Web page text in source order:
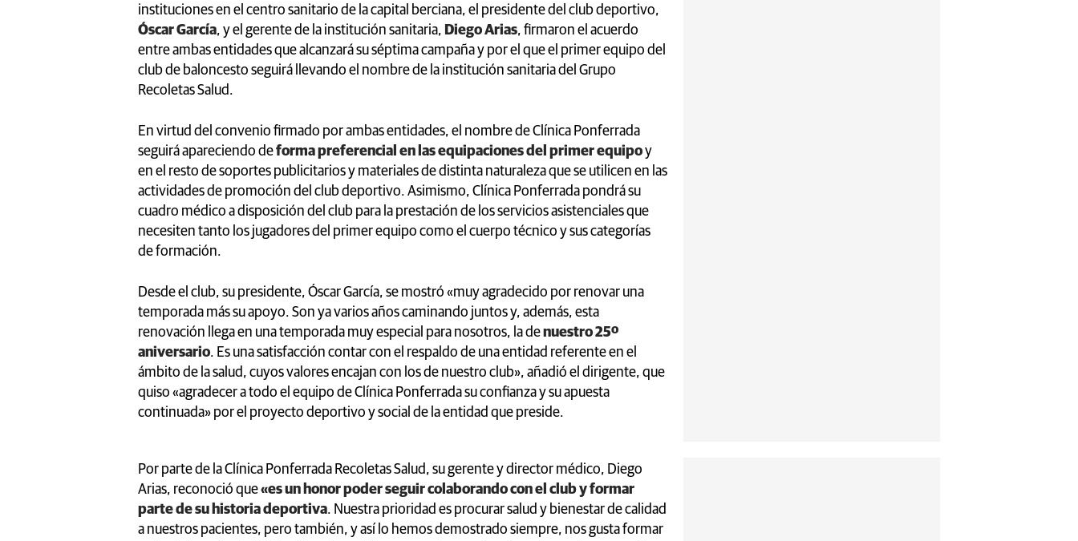
instituciones en el centro sanitario de la capital berciana, el presidente del club deportivo,
Óscar García, y el gerente de la institución sanitaria, Diego Arias, firmaron el acuerdo
entre ambas entidades que alcanzará su séptima campaña y por el que el primer equipo del
club de baloncesto seguirá llevando el nombre de la institución sanitaria del Grupo
Recoletas Salud.
En virtud del convenio firmado por ambas entidades, el nombre de Clínica Ponferrada
seguirá apareciendo deforma preferencial en las equipaciones del primer equipoy
en el resto de soportes publicitarios y materiales de distinta naturaleza que se utilicen en las
actividades de promoción del club deportivo. Asimismo, Clínica Ponferrada pondrá su
cuadro médico a disposición del club para la prestación de los servicios asistenciales que
necesiten tanto los jugadores del primer equipo como el cuerpo técnico y sus categorías
de formación.
Desde el club, su presidente, Óscar García, se mostró «muy agradecido por renovar una
temporada más su apoyo. Son ya varios años caminando juntos y, además, esta
renovación llega en una temporada muy especial para nosotros, la denuestro 25º
aniversario. Es una satisfacción contar con el respaldo de una entidad referente en el
ámbito de la salud, cuyos valores encajan con los de nuestro club», añadió el dirigente, que
quiso «agradecer a todo el equipo de Clínica Ponferrada su confianza y su apuesta
continuada» por el proyecto deportivo y social de la entidad que preside.
Por parte de la Clínica Ponferrada Recoletas Salud, su gerente y director médico, Diego
Arias, reconoció que«es un honor poder seguir colaborando con el club y formar
parte de su historia deportiva. Nuestra prioridad es procurar salud y bienestar de calidad
a nuestros pacientes, pero también, y así lo hemos demostrado siempre, nos gusta formar